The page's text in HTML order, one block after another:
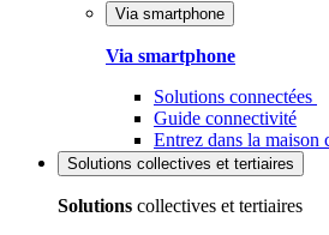
Via smartphone
Via smartphone
Solutions connectées
Guide connectivité
Entrez dans la maison
Solutions collectives et tertiaires
Solutions collectives et tertiaires